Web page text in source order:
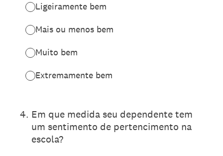
Ligeiramente bem
Mais ou menos bem
Muito bem
Extremamente bem
4. Em que medida seu dependente tem
um sentimento de pertencimento na
escola?